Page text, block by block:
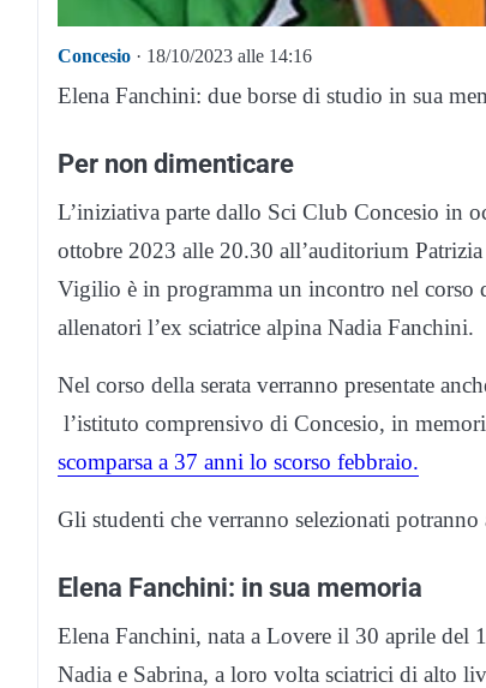
Concesio · 18/10/2023 alle 14:16
Elena Fanchini: due borse di studio in sua
Per non dimenticare
L’iniziativa parte dallo Sci Club Concesio in
ottobre 2023 alle 20.30 all’auditorium
Vigilio è in programma un incontro nel corso
allenatori l’ex sciatrice alpina Nadia Fanchini.
Nel corso della serata verranno presentate
l’istituto comprensivo di Concesio, in
scomparsa a 37 anni lo scorso febbraio.
Gli studenti che verranno selezionati
Elena Fanchini: in sua memoria
Elena Fanchini, nata a Lovere il 30 aprile del
Nadia e Sabrina, a loro volta sciatrici di alto